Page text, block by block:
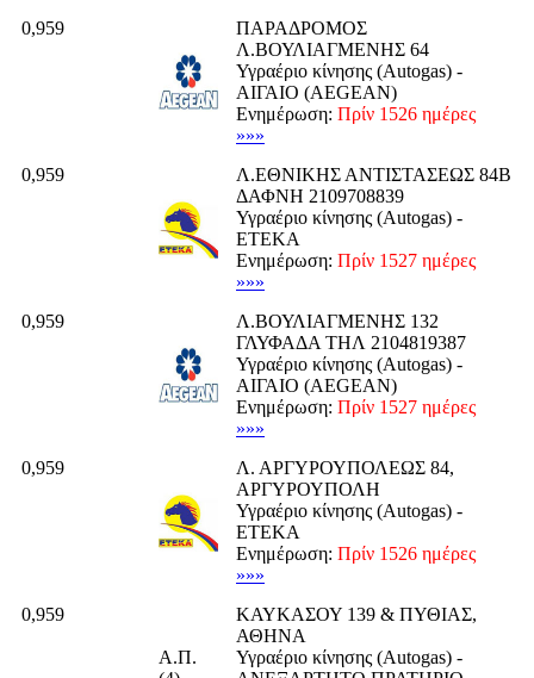
0,959
ΠΑΡΑΔΡΟΜΟΣ
Λ.ΒΟΥΛΙΑΓΜΕΝΗΣ 64
Υγραέριο κίνησης (Autogas) -
ΑΙΓΑΙΟ (AEGEAN)
Ενημέρωση: Πρίν 1526 ημέρες
»»»
0,959
Λ.ΕΘΝΙΚΗΣ ΑΝΤΙΣΤΑΣΕΩΣ 84Β
ΔΑΦΝΗ 2109708839
Υγραέριο κίνησης (Autogas) -
ΕΤΕΚΑ
Ενημέρωση: Πρίν 1527 ημέρες
»»»
0,959
Λ.ΒΟΥΛΙΑΓΜΕΝΗΣ 132
ΓΛΥΦΑΔΑ ΤΗΛ 2104819387
Υγραέριο κίνησης (Autogas) -
ΑΙΓΑΙΟ (AEGEAN)
Ενημέρωση: Πρίν 1527 ημέρες
»»»
0,959
Λ. ΑΡΓΥΡΟΥΠΟΛΕΩΣ 84,
ΑΡΓΥΡΟΥΠΟΛΗ
Υγραέριο κίνησης (Autogas) -
ΕΤΕΚΑ
Ενημέρωση: Πρίν 1526 ημέρες
»»»
0,959
Α.Π.
ΚΑΥΚΑΣΟΥ 139 & ΠΥΘΙΑΣ,
ΑΘΗΝΑ
Υγραέριο κίνησης (Autogas) -